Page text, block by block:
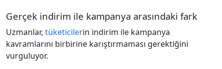
Gerçek indirim ile kampanya arasındaki fark
Uzmanlar, tüketicilerin indirim ile kampanya
kavramlarını birbirine karıştırmaması gerektiğini
vurguluyor.